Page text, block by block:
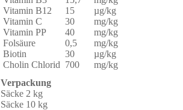
Vitamin B12
15
µg/kg
Vitamin C
30
mg/kg
Vitamin PP
40
mg/kg
Folsäure
0,5
mg/kg
Biotin
30
µg/kg
Cholin Chlorid 700
mg/kg
Verpackung
Säcke 2 kg
Säcke 10 kg